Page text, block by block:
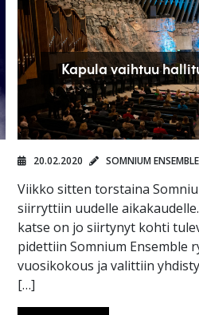
Kapula vaihtuu
20.02.2020 SOMNIUM ENSEMBLE
Viikko sitten torstaina
siirryttiin uudelle
katse on jo siirtynyt kohti
pidettiin Somnium Ensemble
vuosikokous ja valittiin
[…]